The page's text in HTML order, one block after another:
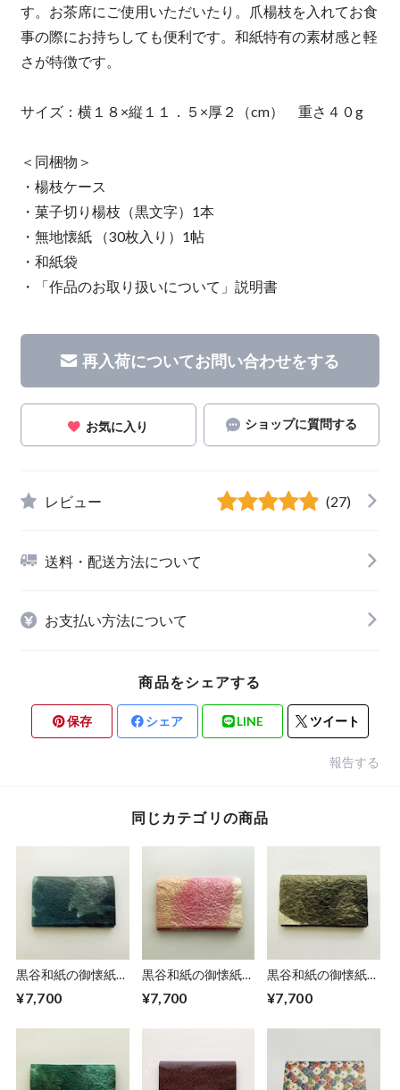
す。お茶席にご使用いただいたり。爪楊枝を入れてお食
事の際にお持ちしても便利です。和紙特有の素材感と軽
さが特徴です。
サイズ：横１８×縦１１．５×厚２（cm） 重さ４０g
＜同梱物＞
・楊枝ケース
・菓子切り楊枝（黒文字）1本
・無地懐紙 （30枚入り）1帖
・和紙袋
・「作品のお取り扱いについて」説明書
再入荷についてお問い合わせをする
お気に入り ショップに質問する
レビュー (27)
送料・配送方法について
お支払い方法について
商品をシェアする
保存 シェア LINE ツイート
報告する
同じカテゴリの商品
黒谷和紙の御懐紙入
¥7,700
黒谷和紙の御懐紙入
¥7,700
黒谷和紙の御懐紙入
¥7,700